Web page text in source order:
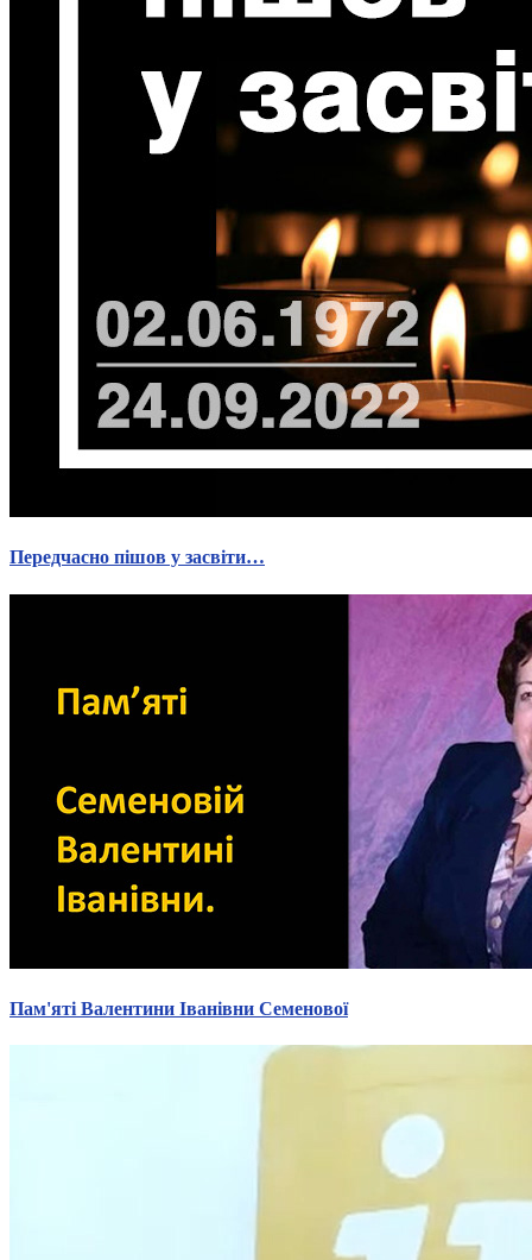
Передчасно пішов у засвіти…
Пам'яті Валентини Іванівни Семенової